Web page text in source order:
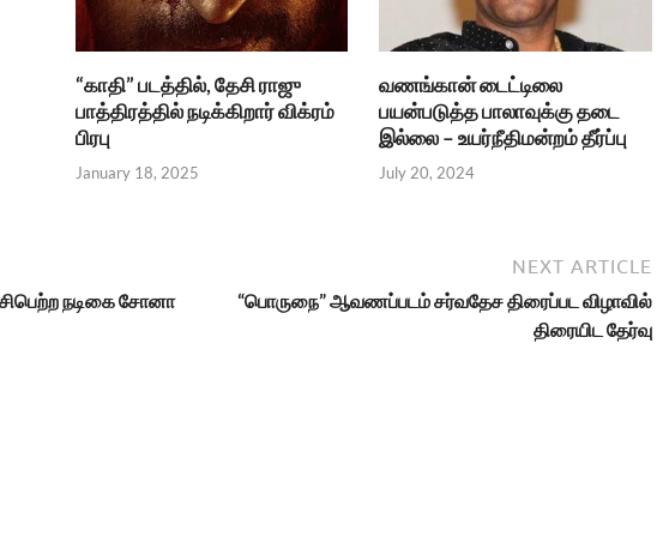
“காதி” படத்தில், தேசி ராஜு
பாத்திரத்தில் நடிக்கிறார் விக்ரம்
பிரபு
January 18, 2025
வணங்கான் டைட்டிலை
பயன்படுத்த பாலாவுக்கு தடை
இல்லை – உயர்நீதிமன்றம் தீர்ப்பு
July 20, 2024
நடிகை சோனா
NEXT ARTICLE
“பொருநை” ஆவணப்படம் சர்வதேச திரைப்பட விழாவில்
திரையிட தேர்வு